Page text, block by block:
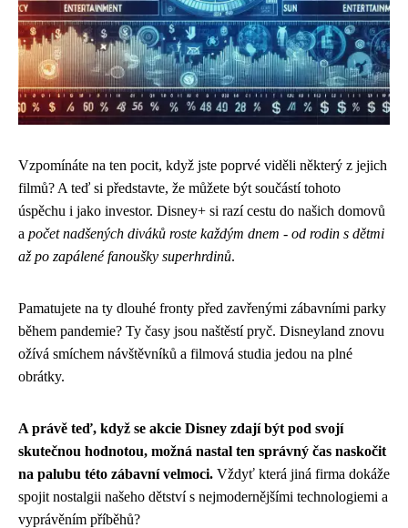
Vzpomínáte na ten pocit, když jste poprvé viděli některý z jejich
filmů? A teď si představte, že můžete být součástí tohoto
úspěchu i jako investor. Disney+ si razí cestu do našich domovů
a počet nadšených diváků roste každým dnem - od rodin s dětmi
až po zapálené fanoušky superhrdinů.
Pamatujete na ty dlouhé fronty před zavřenými zábavními parky
během pandemie? Ty časy jsou naštěstí pryč. Disneyland znovu
ožívá smíchem návštěvníků a filmová studia jedou na plné
obrátky.
A právě teď, když se akcie Disney zdají být pod svojí
skutečnou hodnotou, možná nastal ten správný čas naskočit
na palubu této zábavní velmoci. Vždyť která jiná firma dokáže
spojit nostalgii našeho dětství s nejmodernějšími technologiemi a
vyprávěním příběhů?